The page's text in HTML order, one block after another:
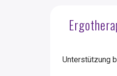
Unterstützung